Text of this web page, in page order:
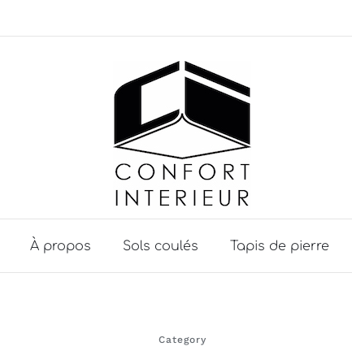
À propos Sols coulés Tapis de pierre
Category